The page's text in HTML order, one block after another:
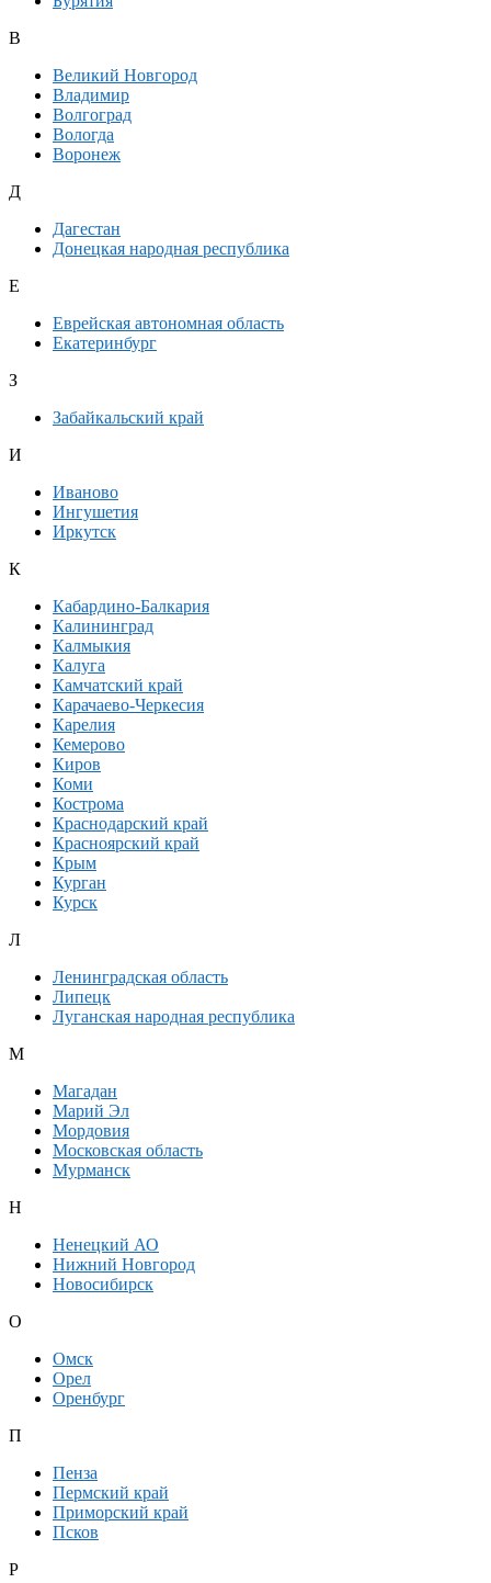
В
Великий Новгород
Владимир
Волгоград
Вологда
Воронеж
Д
Дагестан
Донецкая народная республика
Е
Еврейская автономная область
Екатеринбург
З
Забайкальский край
И
Иваново
Ингушетия
Иркутск
К
Кабардино-Балкария
Калининград
Калмыкия
Калуга
Камчатский край
Карачаево-Черкесия
Карелия
Кемерово
Киров
Коми
Кострома
Краснодарский край
Красноярский край
Крым
Курган
Курск
Л
Ленинградская область
Липецк
Луганская народная республика
М
Магадан
Марий Эл
Мордовия
Московская область
Мурманск
Н
Ненецкий АО
Нижний Новгород
Новосибирск
О
Омск
Орел
Оренбург
П
Пенза
Пермский край
Приморский край
Псков
Р